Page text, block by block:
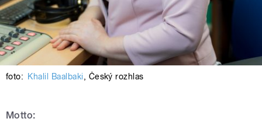
foto: Khalil Baalbaki, Český rozhlas
Motto: